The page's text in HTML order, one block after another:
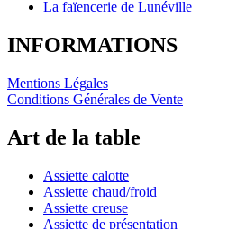
La faïencerie de Lunéville
INFORMATIONS
Mentions Légales
Conditions Générales de Vente
Art de la table
Assiette calotte
Assiette chaud/froid
Assiette creuse
Assiette de présentation